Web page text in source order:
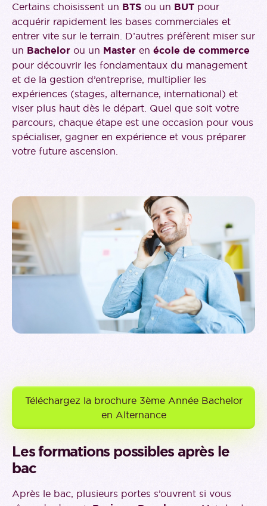
Certains choisissent un BTS ou un BUT pour
acquérir rapidement les bases commerciales et
entrer vite sur le terrain. D’autres préfèrent miser sur
un Bachelor ou un Master en école de commerce
pour découvrir les fondamentaux du management
et de la gestion d’entreprise, multiplier les
expériences (stages, alternance, international) et
viser plus haut dès le départ. Quel que soit votre
parcours, chaque étape est une occasion pour vous
spécialiser, gagner en expérience et vous préparer
votre future ascension.
Téléchargez la brochure 3ème Année Bachelor
en Alternance
Les formations possibles après le
bac
Après le bac, plusieurs portes s’ouvrent si vous